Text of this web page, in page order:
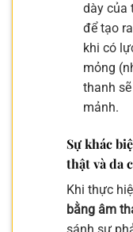
dày của
để tạo
khi có
mỏng
thanh
mảnh.
Sự khác
thật và da
Khi thực
bằng âm